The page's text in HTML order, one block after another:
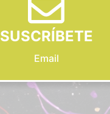
SUSCRÍBETE
Email